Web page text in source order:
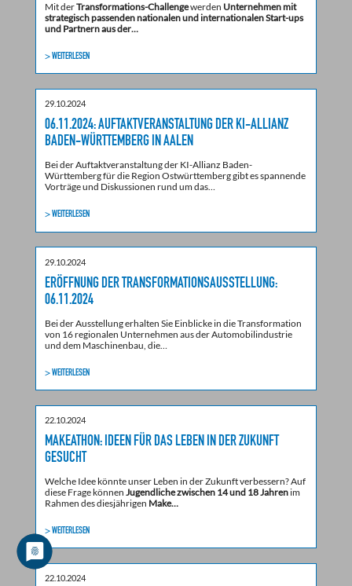
Mit derTransformations-Challengewerden Unternehmen mit
strategisch passenden nationalen und internationalen Start-ups
und Partnern aus der…
> WEITERLESEN
29.10.2024
06.11.2024: AUFTAKTVERANSTALTUNG DER KI-ALLIANZ
BADEN-WÜRTTEMBERG IN AALEN
Bei der Auftaktveranstaltung der KI-Allianz Baden-
Württemberg für die Region Ostwürttemberg gibt es spannende
Vorträge und Diskussionen rund um das…
> WEITERLESEN
29.10.2024
ERÖFFNUNG DER TRANSFORMATIONSAUSSTELLUNG:
06.11.2024
Bei der Ausstellung erhalten Sie Einblicke in die Transformation
von 16 regionalen Unternehmen aus der Automobilindustrie
und dem Maschinenbau, die…
> WEITERLESEN
22.10.2024
MAKEATHON: IDEEN FÜR DAS LEBEN IN DER ZUKUNFT
GESUCHT
Welche Idee könnte unser Leben in der Zukunft verbessern? Auf
diese Frage könnenJugendliche zwischen 14 und 18 Jahrenim
Rahmen des diesjährigen Make…
> WEITERLESEN
22.10.2024